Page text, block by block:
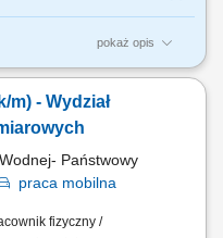
pokaż opis
Doświadczenie
elektryk lub elektronik
automatyka, robotyka,
m) - Wydział
Państwowy
praca mobilna
fizyczny /